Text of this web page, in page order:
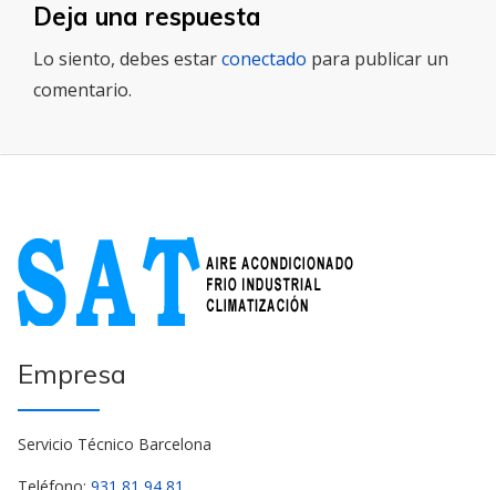
Deja una respuesta
Lo siento, debes estarconectado para publicar un
comentario.
Empresa
Servicio Técnico Barcelona